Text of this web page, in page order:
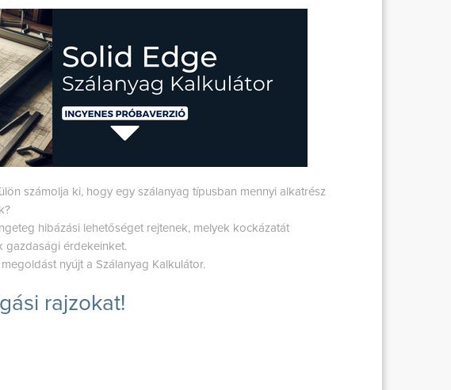
számolja ki, hogy egy szálanyag típusban mennyi alkatrész
hibázási lehetőséget rejtenek, melyek kockázatát
gazdasági érdekeinket.
nyújt a Szálanyag Kalkulátor.
rajzokat!